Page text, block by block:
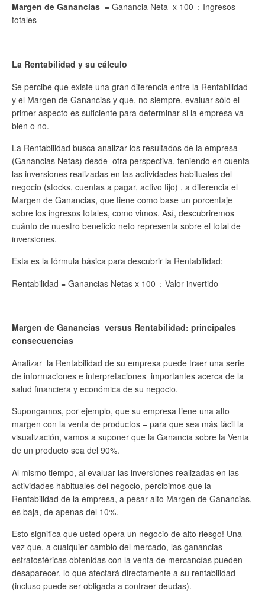
Margen de Ganancias = Ganancia Neta x 100 ÷ Ingresos
totales
La Rentabilidad y su cálculo
Se percibe que existe una gran diferencia entre la Rentabilidad
y el Margen de Ganancias y que, no siempre, evaluar sólo el
primer aspecto es suficiente para determinar si la empresa va
bien o no.
La Rentabilidad busca analizar los resultados de la empresa
(Ganancias Netas) desde otra perspectiva, teniendo en cuenta
las inversiones realizadas en las actividades habituales del
negocio (stocks, cuentas a pagar, activo fijo) , a diferencia el
Margen de Ganancias, que tiene como base un porcentaje
sobre los ingresos totales, como vimos. Así, descubriremos
cuánto de nuestro beneficio neto representa sobre el total de
inversiones.
Esta es la fórmula básica para descubrir la Rentabilidad:
Rentabilidad = Ganancias Netas x 100 ÷ Valor invertido
Margen de Ganancias versus Rentabilidad: principales
consecuencias
Analizar la Rentabilidad de su empresa puede traer una serie
de informaciones e interpretaciones importantes acerca de la
salud financiera y económica de su negocio.
Supongamos, por ejemplo, que su empresa tiene una alto
margen con la venta de productos – para que sea más fácil la
visualización, vamos a suponer que la Ganancia sobre la Venta
de un producto sea del 90%.
Al mismo tiempo, al evaluar las inversiones realizadas en las
actividades habituales del negocio, percibimos que la
Rentabilidad de la empresa, a pesar alto Margen de Ganancias,
es baja, de apenas del 10%.
Esto significa que usted opera un negocio de alto riesgo! Una
vez que, a cualquier cambio del mercado, las ganancias
estratosféricas obtenidas con la venta de mercancías pueden
desaparecer, lo que afectará directamente a su rentabilidad
(incluso puede ser obligada a contraer deudas).